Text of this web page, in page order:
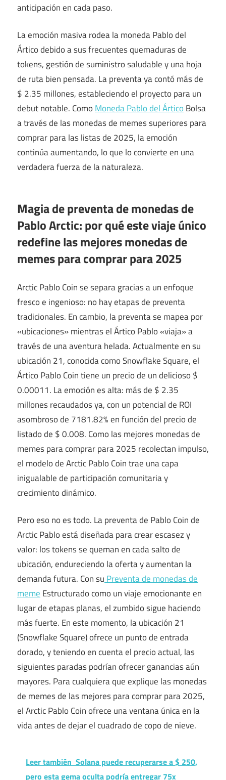
anticipación en cada paso.
La emoción masiva rodea la moneda Pablo del
Ártico debido a sus frecuentes quemaduras de
tokens, gestión de suministro saludable y una hoja
de ruta bien pensada. La preventa ya contó más de
$ 2.35 millones, estableciendo el proyecto para un
debut notable. Como Moneda Pablo del Ártico Bolsa
a través de las monedas de memes superiores para
comprar para las listas de 2025, la emoción
continúa aumentando, lo que lo convierte en una
verdadera fuerza de la naturaleza.
Magia de preventa de monedas de
Pablo Arctic: por qué este viaje único
redefine las mejores monedas de
memes para comprar para 2025
Arctic Pablo Coin se separa gracias a un enfoque
fresco e ingenioso: no hay etapas de preventa
tradicionales. En cambio, la preventa se mapea por
«ubicaciones» mientras el Ártico Pablo «viaja» a
través de una aventura helada. Actualmente en su
ubicación 21, conocida como Snowflake Square, el
Ártico Pablo Coin tiene un precio de un delicioso $
0.00011. La emoción es alta: más de $ 2.35
millones recaudados ya, con un potencial de ROI
asombroso de 7181.82% en función del precio de
listado de $ 0.008. Como las mejores monedas de
memes para comprar para 2025 recolectan impulso,
el modelo de Arctic Pablo Coin trae una capa
inigualable de participación comunitaria y
crecimiento dinámico.
Pero eso no es todo. La preventa de Pablo Coin de
Arctic Pablo está diseñada para crear escasez y
valor: los tokens se queman en cada salto de
ubicación, endureciendo la oferta y aumentan la
demanda futura. Con su Preventa de monedas de
meme Estructurado como un viaje emocionante en
lugar de etapas planas, el zumbido sigue haciendo
más fuerte. En este momento, la ubicación 21
(Snowflake Square) ofrece un punto de entrada
dorado, y teniendo en cuenta el precio actual, las
siguientes paradas podrían ofrecer ganancias aún
mayores. Para cualquiera que explique las monedas
de memes de las mejores para comprar para 2025,
el Arctic Pablo Coin ofrece una ventana única en la
vida antes de dejar el cuadrado de copo de nieve.
Leer también Solana puede recuperarse a $ 250,
pero esta gema oculta podría entregar 75x